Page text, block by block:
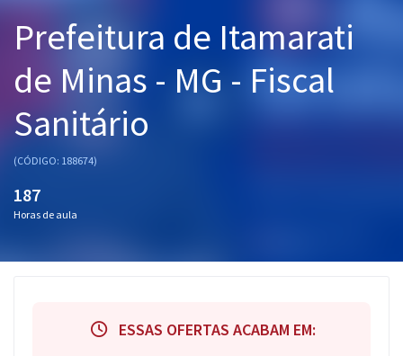
Cursos 20% OFF
Pós
Graduação
OAB
Mentorias
Prefeitura de Itamarati
de Minas - MG - Fiscal
Sanitário
(CÓDIGO: 188674)
187
Horas de aula
ESSAS OFERTAS ACABAM EM: